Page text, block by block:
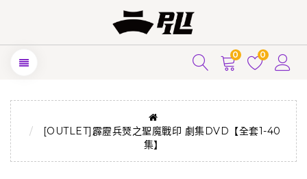
0 0
[OUTLET]霹靂兵燹之聖魔戰印 劇集DVD【全套1-40
集】